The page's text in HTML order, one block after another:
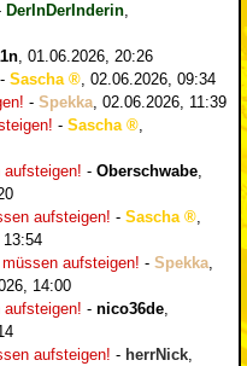
DerInDerInderin,
, 01.06.2026, 20:26
- Sascha , 02.06.2026, 09:34
- Spekka, 02.06.2026, 11:39
- Sascha
,
aufsteigen! - Oberschwabe,
aufsteigen! - Sascha
,
aufsteigen! - Spekka,
14:00
aufsteigen! - nico36de,
aufsteigen! - herrNick,